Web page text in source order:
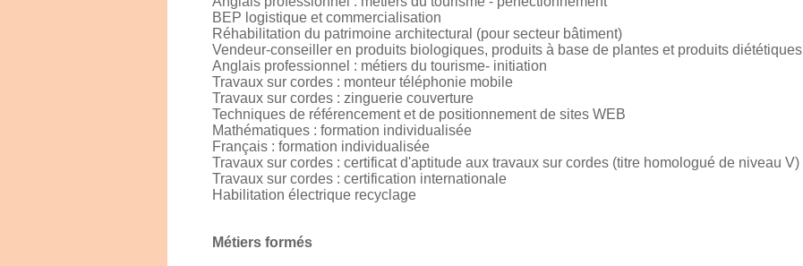
BEP logistique et commercialisation
Réhabilitation du patrimoine architectural (pour secteur bâtiment)
Vendeur-conseiller en produits biologiques, produits à base de plantes et produits diététiques
Anglais professionnel : métiers du tourisme- initiation
Travaux sur cordes : monteur téléphonie mobile
Travaux sur cordes : zinguerie couverture
Techniques de référencement et de positionnement de sites WEB
Mathématiques : formation individualisée
Français : formation individualisée
Travaux sur cordes : certificat d'aptitude aux travaux sur cordes (titre homologué de niveau V)
Travaux sur cordes : certification internationale
Habilitation électrique recyclage
Métiers formés